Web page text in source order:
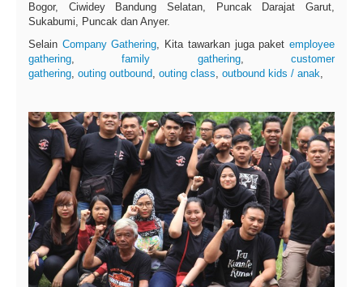
Bogor, Ciwidey Bandung Selatan, Puncak Darajat Garut,
Sukabumi, Puncak dan Anyer.
Selain Company Gathering, Kita tawarkan juga paketemployee
gathering,family gathering,customer
gathering, outing outbound, outing class, outbound kids / anak,